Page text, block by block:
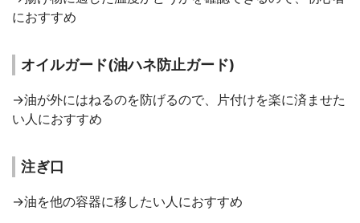
におすすめ
オイルガード(油ハネ防止ガード)
→油が外にはねるのを防げるので、片付けを楽に済ませた
い人におすすめ
注ぎ口
→油を他の容器に移したい人におすすめ